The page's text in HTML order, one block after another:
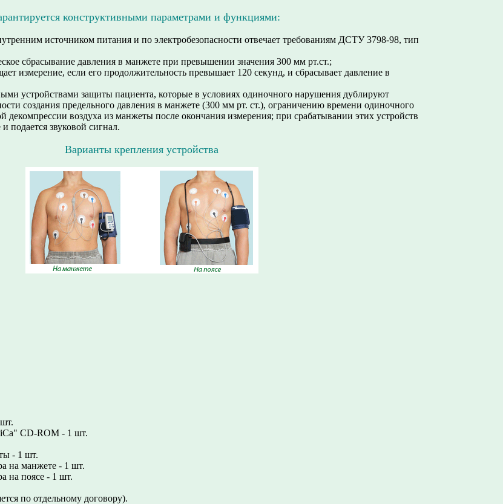
конструктивными параметрами и функциями:
источником питания и по электробезопасности отвечает требованиям ДСТУ 3798-98, тип
сбрасывание давления в манжете при превышении значения 300 мм рт.ст.;
измерение, если его продолжительность превышает 120 секунд, и сбрасывает давление в
устройствами защиты пациента, которые в условиях одиночного нарушения дублируют
создания предельного давления в манжете (300 мм рт. ст.), ограничению времени одиночного
декомпрессии воздуха из манжеты после окончания измерения; при срабатывании этих устройств
подается звуковой сигнал.
Варианты крепления устройства
СD-ROM - 1 шт.
- 1 шт.
на манжете - 1 шт.
на поясе - 1 шт.
по отдельному договору).